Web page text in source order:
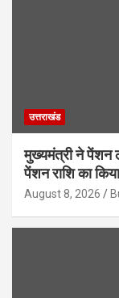
उत्तराखंड
मुख्यमंत्री ने पेंशन
पेंशन राशि का
August 8, 2026